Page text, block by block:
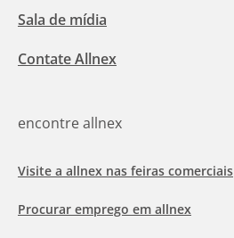
Sala de mídia
Contate Allnex
encontre allnex
Visite a allnex nas feiras comerciais
Procurar emprego em allnex